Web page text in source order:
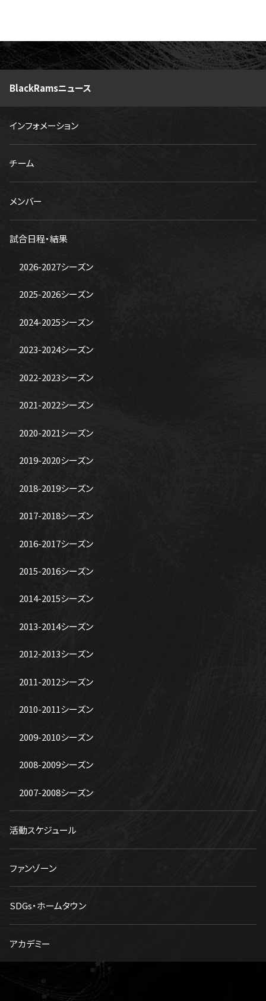
BlackRamsニュース
インフォメーション
チーム
メンバー
試合日程・結果
2026-2027シーズン
2025-2026シーズン
2024-2025シーズン
2023-2024シーズン
2022-2023シーズン
2021-2022シーズン
2020-2021シーズン
2019-2020シーズン
2018-2019シーズン
2017-2018シーズン
2016-2017シーズン
2015-2016シーズン
2014-2015シーズン
2013-2014シーズン
2012-2013シーズン
2011-2012シーズン
2010-2011シーズン
2009-2010シーズン
2008-2009シーズン
2007-2008シーズン
活動スケジュール
ファンゾーン
SDGs・ホームタウン
アカデミー